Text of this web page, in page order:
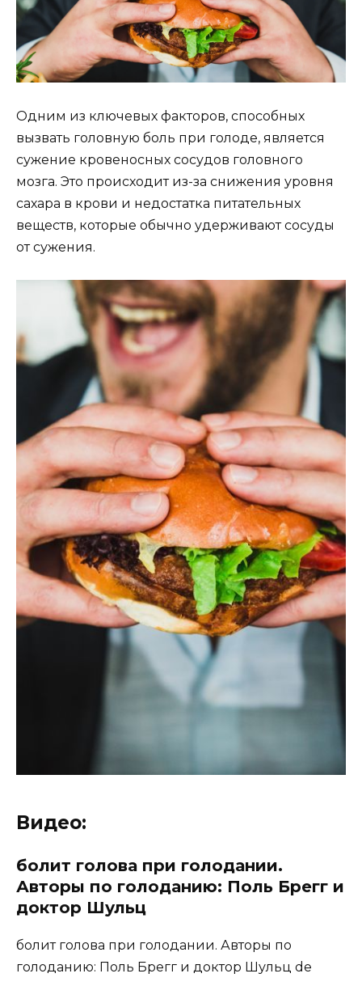
Одним из ключевых факторов, способных
вызвать головную боль при голоде, является
сужение кровеносных сосудов головного
мозга. Это происходит из-за снижения уровня
сахара в крови и недостатка питательных
веществ, которые обычно удерживают сосуды
от сужения.
Видео:
болит голова при голодании.
Авторы по голоданию: Поль Брегг и
доктор Шульц
болит голова при голодании. Авторы по
голоданию: Поль Брегг и доктор Шульц de